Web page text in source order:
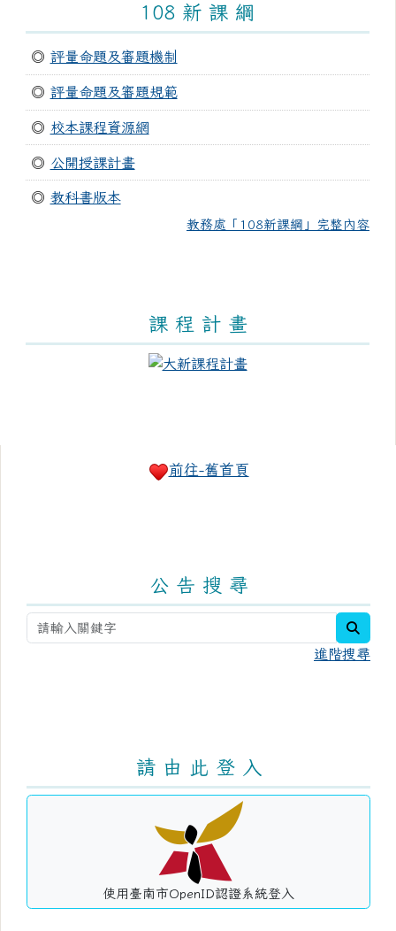
108 新 課 綱
◎ 評量命題及審題機制
◎ 評量命題及審題規範
◎ 校本課程資源網
◎ 公開授課計畫
◎ 教科書版本
教務處「108新課綱」完整內容
課 程 計 畫
前往-舊首頁
公 告 搜 尋
進階搜尋
請 由 此 登 入
使用臺南市OpenID認證系統登入